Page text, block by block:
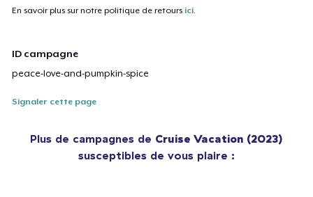
En savoir plus sur notre politique de retours ici.
ID campagne
peace-love-and-pumpkin-spice
Signaler cette page
Plus de campagnes de Cruise Vacation (2023)
susceptibles de vous plaire :